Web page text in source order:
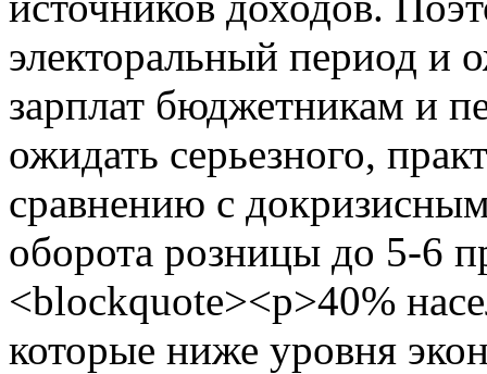
электоральный период
зарплат бюджетникам и
ожидать серьезного,
сравнению с
оборота розницы до 5-6
<blockquote><p>40%
которые ниже уровня